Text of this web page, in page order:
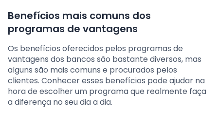
Benefícios mais comuns dos
programas de vantagens
Os benefícios oferecidos pelos programas de
vantagens dos bancos são bastante diversos, mas
alguns são mais comuns e procurados pelos
clientes. Conhecer esses benefícios pode ajudar na
hora de escolher um programa que realmente faça
a diferença no seu dia a dia.